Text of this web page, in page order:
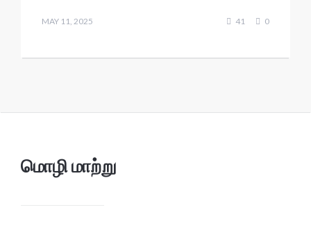
MAY 11, 2025 41 0
மொழி மாற்று